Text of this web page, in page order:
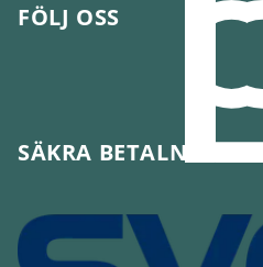
FÖLJ OSS
SÄKRA BETALNINGAR